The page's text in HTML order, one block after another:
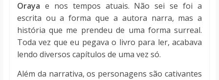
Oraya e nos tempos atuais. Não sei se foi a
escrita ou a forma que a autora narra, mas a
história que me prendeu de uma forma surreal.
Toda vez que eu pegava o livro para ler, acabava
lendo diversos capítulos de uma vez só.
Além da narrativa, os personagens são cativantes